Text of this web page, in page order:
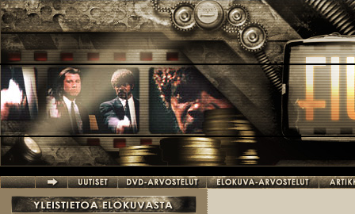
Hyppää pääsisältöön